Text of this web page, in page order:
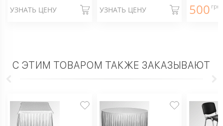
УЗНАТЬ ЦЕНУ УЗНАТЬ ЦЕНУ 500 грн.
С ЭТИМ ТОВАРОМ ТАКЖЕ ЗАКАЗЫВАЮТ